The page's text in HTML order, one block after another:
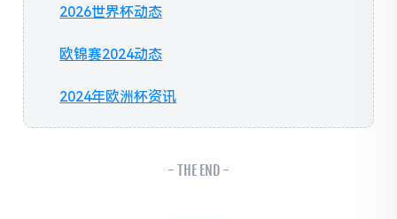
2026世界杯动态
欧锦赛2024动态
2024年欧洲杯资讯
- THE END -